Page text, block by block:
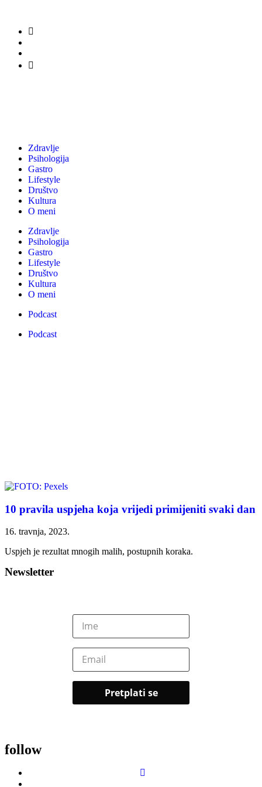
Zdravlje
Psihologija
Gastro
Lifestyle
Društvo
Kultura
O meni
Zdravlje
Psihologija
Gastro
Lifestyle
Društvo
Kultura
O meni
Podcast
Podcast
10 pravila uspjeha koja vrijedi primijeniti svaki dan
16. travnja, 2023.
Uspjeh je rezultat mnogih malih, postupnih koraka.
Newsletter
follow